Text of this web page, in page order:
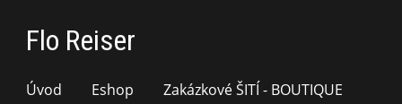
Flo Reiser
Úvod Eshop
Zakázkové ŠITÍ - BOUTIQUE